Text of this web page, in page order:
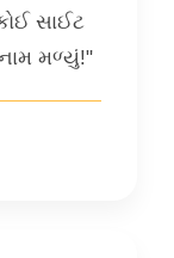
સાઈટ
મળ્યું!"